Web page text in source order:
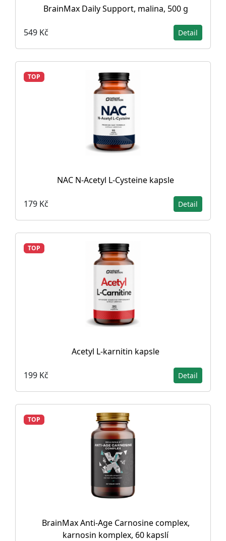
BrainMax Daily Support, malina, 500 g
549 Kč Detail
TOP
NAC N-Acetyl L-Cysteine ​​kapsle
179 Kč Detail
TOP
Acetyl L-karnitin kapsle
199 Kč Detail
TOP
BrainMax Anti-Age Carnosine complex,
karnosin komplex, 60 kapslí